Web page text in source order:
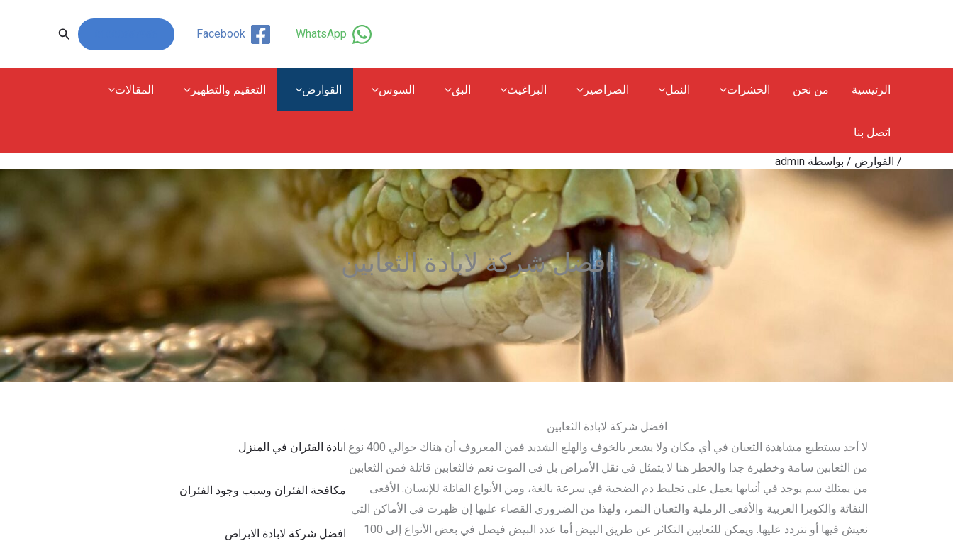
WhatsApp
Facebook البحث
الرئيسية من نحن الحشرات النمل الصراصير البراغيث البق السوس القوارض التعقيم والتطهير المقالات
اتصل بنا
/ القوارض / بواسطة admin
افضل شركة لابادة الثعابين
افضل شركة لابادة الثعابين
لا أحد يستطيع مشاهدة الثعبان في أي مكان ولا يشعر بالخوف والهلع الشديد فمن المعروف أن هناك حوالي 400 نوع
من الثعابين سامة وخطيرة جدا والخطر هنا لا يتمثل في نقل الأمراض بل في الموت نعم فالثعابين قاتلة فمن الثعابين
من يمتلك سم يوجد في أنيابها يعمل على تجليط دم الضحية في سرعة بالغة، ومن الأنواع القاتلة للإنسان: الأفعى
النفاثة والكوبرا العربية والأفعى الرملية والثعبان النمر، ولهذا من الضروري القضاء عليها إن ظهرت في الأماكن التي
نعيش فيها أو نتردد عليها. ويمكن للثعابين التكاثر عن طريق البيض أما عدد البيض فيصل في بعض الأنواع إلى 100
.
ابادة الفئران في المنزل
مكافحة الفئران وسبب وجود الفئران
افضل شركة لابادة الابراص